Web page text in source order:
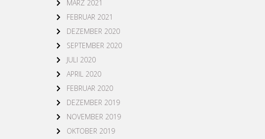
MÄRZ 2021
FEBRUAR 2021
DEZEMBER 2020
SEPTEMBER 2020
JULI 2020
APRIL 2020
FEBRUAR 2020
DEZEMBER 2019
NOVEMBER 2019
OKTOBER 2019